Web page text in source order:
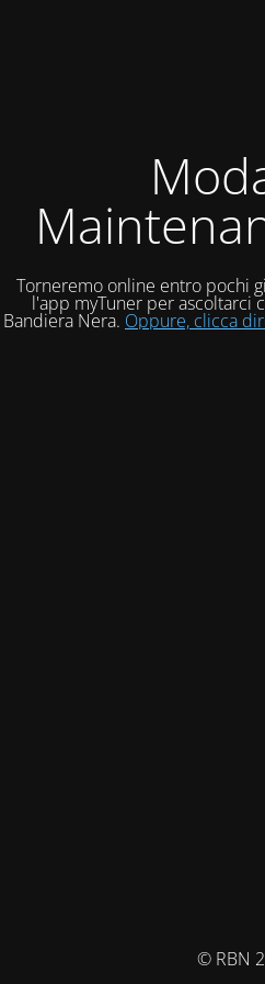
Torneremo online entro pochi
l'app myTuner per ascoltarci
Bandiera Nera. Oppure, clicca
© RBN